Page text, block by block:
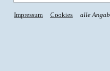
Impressum Cookies alle